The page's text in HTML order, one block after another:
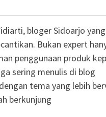
bloger Sidoarjo
Bukan expert
penggunaan produk
sering menulis di blog
tema yang lebih
berkunjung